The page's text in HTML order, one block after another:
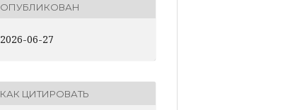
ОПУБЛИКОВАН
2026-06-27
КАК ЦИТИРОВАТЬ